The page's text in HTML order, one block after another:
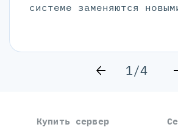
системе заменяются
1/4
Купить сервер